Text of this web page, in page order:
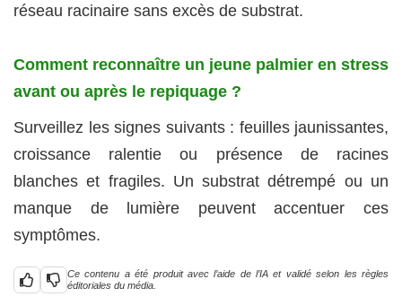
réseau racinaire sans excès de substrat.
Comment reconnaître un jeune palmier en stress
avant ou après le repiquage ?
Surveillez les signes suivants : feuilles jaunissantes,
croissance ralentie ou présence de racines
blanches et fragiles. Un substrat détrempé ou un
manque de lumière peuvent accentuer ces
symptômes.
Ce contenu a été produit avec l’aide de l’IA et validé selon les règles
éditoriales du média.